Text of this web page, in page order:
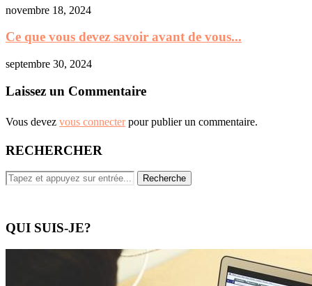
novembre 18, 2024
Ce que vous devez savoir avant de vous...
septembre 30, 2024
Laissez un Commentaire
Vous devez vous connecterpour publier un commentaire.
RECHERCHER
QUI SUIS-JE?